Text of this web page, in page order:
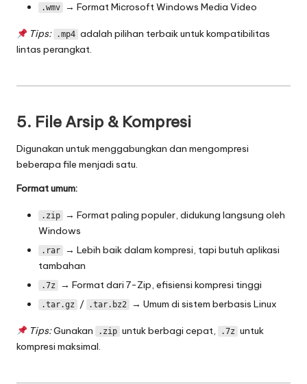
.wmv → Format Microsoft Windows Media Video
Tips: .mp4 adalah pilihan terbaik untuk kompatibilitas
lintas perangkat.
5. File Arsip & Kompresi
Digunakan untuk menggabungkan dan mengompresi
beberapa file menjadi satu.
Format umum:
.zip
→ Format paling populer, didukung langsung oleh
Windows
.rar
→ Lebih baik dalam kompresi, tapi butuh aplikasi
tambahan
.7z → Format dari 7-Zip, efisiensi kompresi tinggi
.tar.gz / .tar.bz2 → Umum di sistem berbasis Linux
Tips:Gunakan .zip untuk berbagi cepat, .7z untuk
kompresi maksimal.